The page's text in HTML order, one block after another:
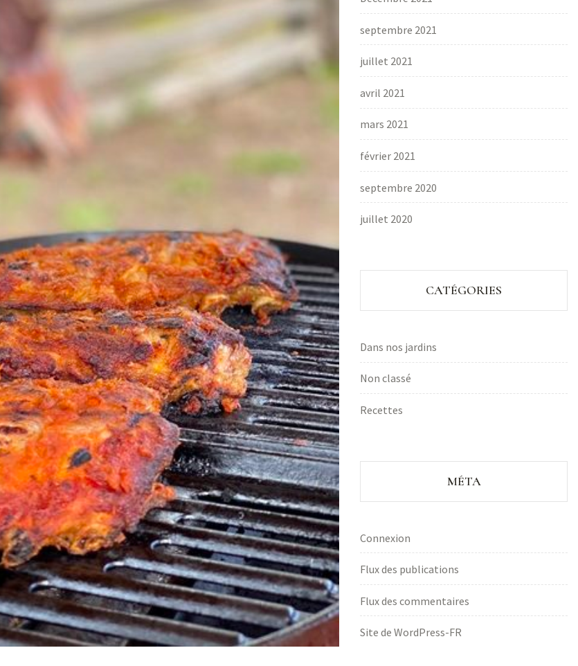
septembre 2021
juillet 2021
avril 2021
mars 2021
février 2021
septembre 2020
juillet 2020
CATÉGORIES
Dans nos jardins
Non classé
Recettes
MÉTA
Connexion
Flux des publications
Flux des commentaires
Site de WordPress-FR